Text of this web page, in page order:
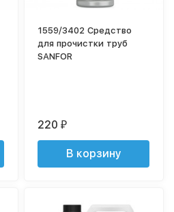
1559/3402 Средство
для прочистки труб
SANFOR
220₽
В корзину